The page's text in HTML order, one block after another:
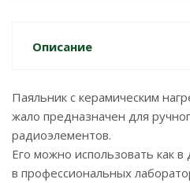
Описание
Паяльник с керамическим
жало предназначен для
радиоэлементов.
Его можно использовать как
в профессиональных